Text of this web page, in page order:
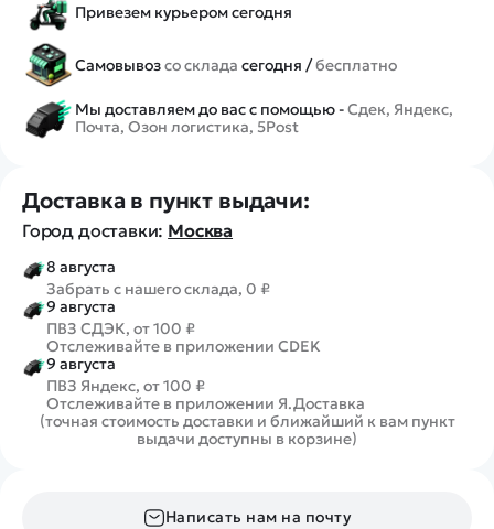
Привезем курьером сегодня
Самовывозсо склада сегодня /бесплатно
Мы доставляем до вас с помощью -Сдек, Яндекс,
Почта, Озон логистика, 5Post
Доставка в пункт выдачи:
Город доставки: Москва
8 августа
Забрать с нашего склада, 0 ₽
9 августа
ПВЗ СДЭК, от 100 ₽
Отслеживайте в приложении CDEK
9 августа
ПВЗ Яндекс, от 100 ₽
Отслеживайте в приложении Я.Доставка
(точная стоимость доставки и ближайший к вам пункт
выдачи доступны в корзине)
Написать нам на почту